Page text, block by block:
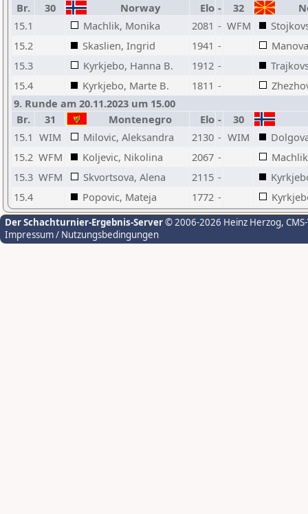
Br.
30 Norway Elo - 32
15.1
Machlik, Monika 2081 - WFM
15.2
Skaslien, Ingrid 1941 -
15.3
Kyrkjebo, Hanna B. 1912 -
15.4
Kyrkjebo, Marte B. 1811 -
9. Runde am 20.11.2023 um 15.00
Br.
31 Montenegro Elo -
30
15.1 WIM Milovic, Aleksandra 2130 - WIM
15.2 WFM Koljevic, Nikolina 2067 -
15.3 WFM Skvortsova, Alena 2115 -
15.4
Popovic, Mateja 1772 -
Der Schachturnier-Ergebnis-Server© 2006-2026 Heinz Herzog,
Impressum / Nutzungsbedingungen